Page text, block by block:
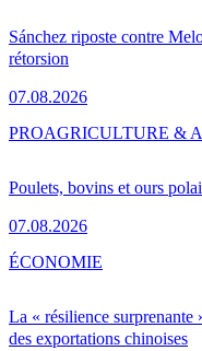
Sánchez riposte contre
rétorsion
07.08.2026
Poulets, bovins et ours
07.08.2026
PROAGRICULTURE &
La « résilience surprenante
des exportations chinoises
ÉCONOMIE